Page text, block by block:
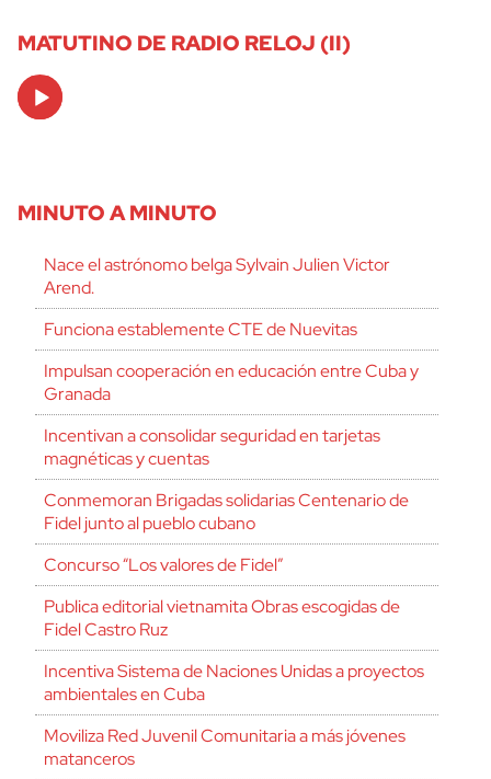
MATUTINO DE RADIO RELOJ (II)
Audio
Player
MINUTO A MINUTO
Nace el astrónomo belga Sylvain Julien Victor
Arend.
Funciona establemente CTE de Nuevitas
Impulsan cooperación en educación entre Cuba y
Granada
Incentivan a consolidar seguridad en tarjetas
magnéticas y cuentas
Conmemoran Brigadas solidarias Centenario de
Fidel junto al pueblo cubano
Concurso “Los valores de Fidel”
Publica editorial vietnamita Obras escogidas de
Fidel Castro Ruz
Incentiva Sistema de Naciones Unidas a proyectos
ambientales en Cuba
Moviliza Red Juvenil Comunitaria a más jóvenes
matanceros